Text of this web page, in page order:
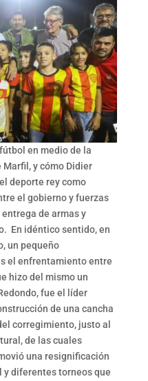
en medio de la
y cómo Didier
deporte rey como
el gobierno y fuerzas
de armas y
En idéntico sentido, en
un pequeño
el enfrentamiento entre
hizo del mismo un
fue el líder
de una cancha
corregimiento, justo al
de las cuales
una resignificación
diferentes torneos que